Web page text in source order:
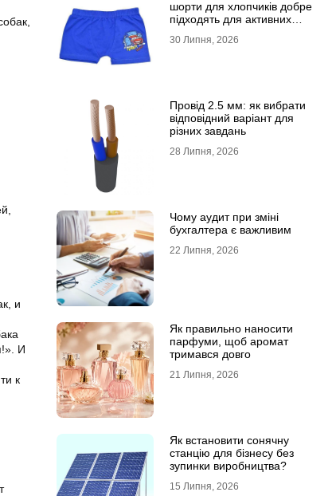
и
И
к
шорти для хлопчиків добре
підходять для активних
30 Липня, 2026
Провід 2.5 мм: як вибрати
відповідний варіант для
різних завдань
28 Липня, 2026
Чому аудит при зміні
бухгалтера є важливим
22 Липня, 2026
Як правильно наносити
парфуми, щоб аромат
тримався довго
21 Липня, 2026
Як встановити сонячну
станцію для бізнесу без
зупинки виробництва?
15 Липня, 2026